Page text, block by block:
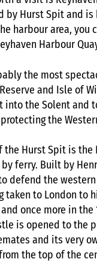
by Hurst Spit and
harbour area, you
Harbour
the most
and Isle of
into the Solent and
the
the Hurst Spit is
ferry. Built by
defend the
taken to London to
once more in the
is opened to the
and its very
the top of the